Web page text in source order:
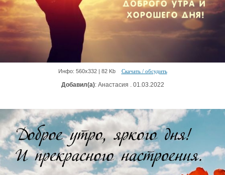
Инфо: 560х332 | 82 Kb Скачать / обсудить
Добавил(а): Анастасия . 01.03.2022